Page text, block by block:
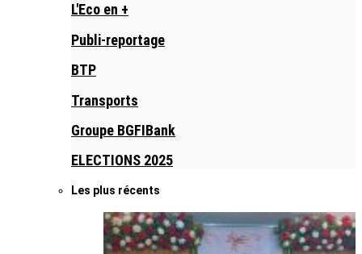
L'Eco en +
Publi-reportage
BTP
Transports
Groupe BGFIBank
ELECTIONS 2025
Les plus récents